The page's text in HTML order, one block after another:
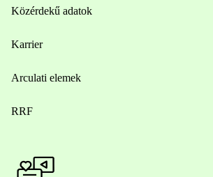
Közérdekű adatok
Karrier
Arculati elemek
RRF